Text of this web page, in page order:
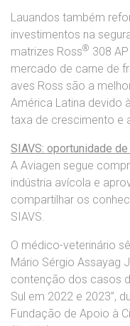
Lauandos também
investimentos na
matrizes Ross® 308
mercado de carne de
aves Ross são a
América Latina devido
taxa de crescimento e
SIAVS: oportunidade
A Aviagen segue
indústria avícola e
compartilhar os
SIAVS.
O médico-veterinário
Mário Sérgio Assayag
contenção dos casos
Sul em 2022 e 2023”,
Fundação de Apoio à